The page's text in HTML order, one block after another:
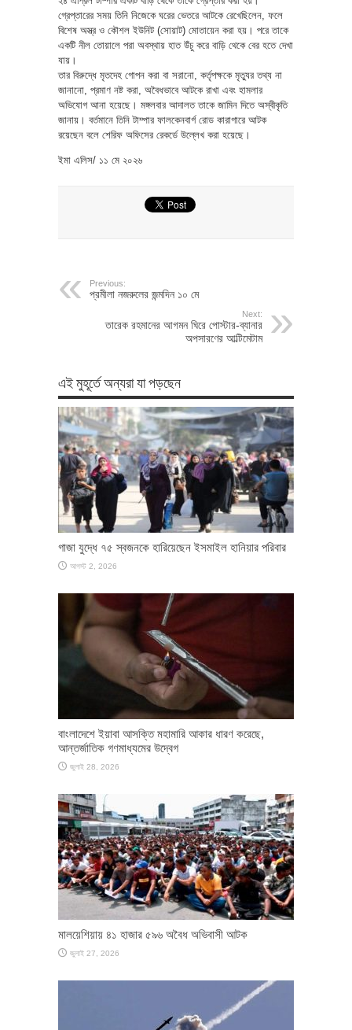
গ্রেপ্তারের সময় তিনি নিজেকে ঘরের ভেতরে আটকে রেখেছিলেন, ফলে
বিশেষ অস্ত্র ও কৌশল ইউনিট (সোয়াট) মোতায়েন করা হয়। পরে তাকে
একটি নীল তোয়ালে পরা অবস্থায় হাত উঁচু করে বাড়ি থেকে বের হতে দেখা
যায়।
তার বিরুদ্ধে মৃতদেহ গোপন করা বা সরানো, কর্তৃপক্ষকে মৃত্যুর তথ্য না
জানানো, প্রমাণ নষ্ট করা, অবৈধভাবে আটকে রাখা এবং হামলার
অভিযোগ আনা হয়েছে। মঙ্গলবার আদালত তাকে জামিন দিতে অস্বীকৃতি
জানায়। বর্তমানে তিনি টাম্পার ফালকেনবার্গ রোড কারাগারে আটক
রয়েছেন বলে শেরিফ অফিসের রেকর্ডে উল্লেখ করা হয়েছে।
ইমা এলিস/ ১১ মে ২০২৬
Previous:
প্রমীলা নজরুলের জন্মদিন ১০ মে
Next:
তারেক রহমানের আগমন ঘিরে পোস্টার-ব্যানার
অপসারণের আল্টিমেটাম
এই মুহূর্তে অন্যরা যা পড়ছেন
গাজা যুদ্ধে ৭৫ স্বজনকে হারিয়েছেন ইসমাইল হানিয়ার পরিবার
আগস্ট 2, 2026
বাংলাদেশে ইয়াবা আসক্তি মহামারি আকার ধারণ করেছে,
আন্তর্জাতিক গণমাধ্যমের উদ্বেগ
জুলাই 28, 2026
মালয়েশিয়ায় ৪১ হাজার ৫৯৬ অবৈধ অভিবাসী আটক
জুলাই 27, 2026